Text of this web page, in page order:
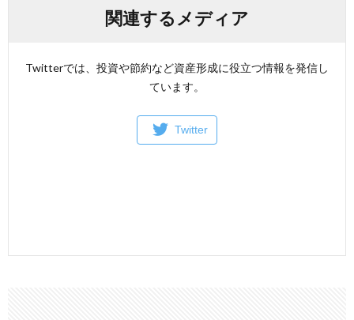
関連するメディア
Twitterでは、投資や節約など資産形成に役立つ情報を発信し
ています。
Twitter